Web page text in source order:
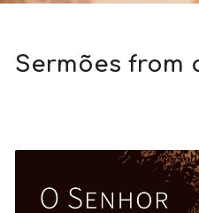
Sermões from